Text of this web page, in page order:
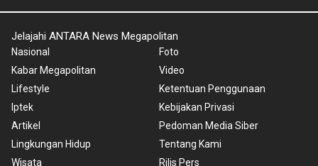
Jelajahi ANTARA News Megapolitan
Nasional
Kabar Megapolitan
Lifestyle
Iptek
Artikel
Lingkungan Hidup
Wisata
Foto
Video
Ketentuan Penggunaan
Kebijakan Privasi
Pedoman Media Siber
Tentang Kami
Rilis Pers